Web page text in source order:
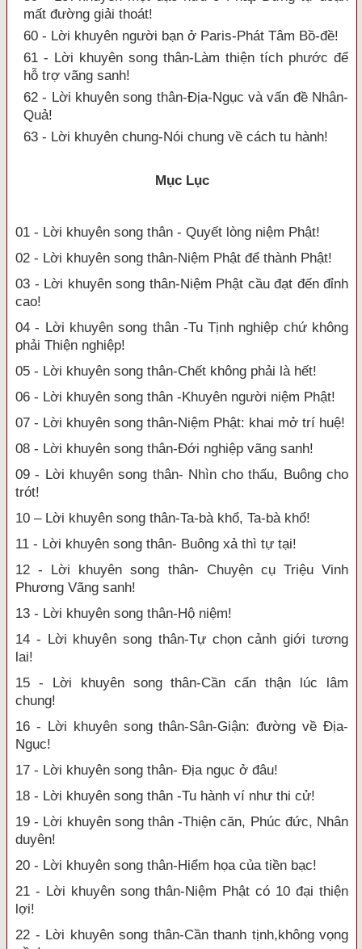
mất đường giải thoát!
60 - Lời khuyên người bạn ở Paris-Phát Tâm Bồ-đề!
61 - Lời khuyên song thân-Làm thiện tích phước để
hỗ trợ vãng sanh!
62 - Lời khuyên song thân-Địa-Ngục và vấn đề Nhân-
Quả!
63 - Lời khuyên chung-Nói chung về cách tu hành!
Mục Lục
01 - Lời khuyên song thân - Quyết lòng niệm Phật!
02 - Lời khuyên song thân-Niệm Phật để thành Phật!
03 - Lời khuyên song thân-Niệm Phật cầu đạt đến đỉnh
cao!
04 - Lời khuyên song thân -Tu Tịnh nghiệp chứ không
phải Thiện nghiệp!
05 - Lời khuyên song thân-Chết không phải là hết!
06 - Lời khuyên song thân -Khuyên người niệm Phật!
07 - Lời khuyên song thân-Niệm Phật: khai mở trí huệ!
08 - Lời khuyên song thân-Đới nghiệp vãng sanh!
09 - Lời khuyên song thân- Nhìn cho thấu, Buông cho
trót!
10 – Lời khuyên song thân-Ta-bà khổ, Ta-bà khổ!
11 - Lời khuyên song thân- Buông xả thì tự tại!
12 - Lời khuyên song thân- Chuyện cụ Triệu Vinh
Phương Vãng sanh!
13 - Lời khuyên song thân-Hộ niệm!
14 - Lời khuyên song thân-Tự chọn cảnh giới tương
lai!
15 - Lời khuyên song thân-Cần cẩn thận lúc lâm
chung!
16 - Lời khuyên song thân-Sân-Giận: đường về Địa-
Ngục!
17 - Lời khuyên song thân- Địa ngục ở đâu!
18 - Lời khuyên song thân -Tu hành ví như thi cử!
19 - Lời khuyên song thân -Thiện căn, Phúc đức, Nhân
duyên!
20 - Lời khuyên song thân-Hiểm họa của tiền bạc!
21 - Lời khuyên song thân-Niệm Phật có 10 đại thiện
lợi!
22 - Lời khuyên song thân-Cần thanh tịnh,không vọng